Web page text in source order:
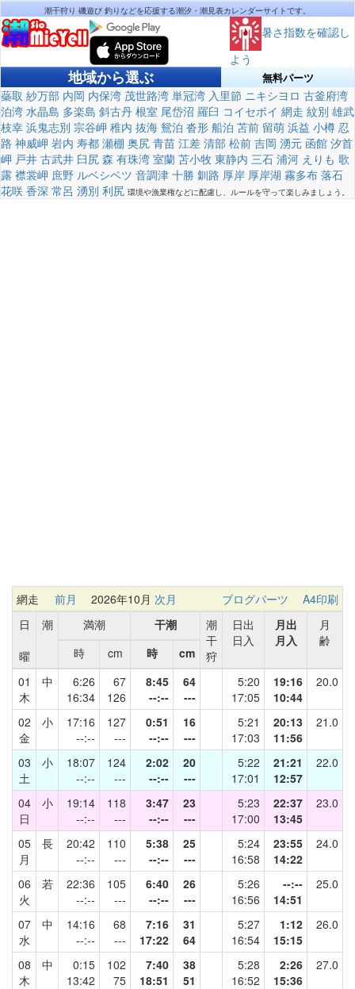
潮干狩り 磯遊び 釣りなどを応援する潮汐・潮見表カレンダーサイトです。
暑さ指数を確認し
よう
地域から選ぶ 無料パーツ
蘂取 紗万部 内岡 内保湾 茂世路湾 単冠湾 入里節 ニキシヨロ 古釜府湾
泊湾 水晶島 多楽島 斜古丹 根室 尾岱沼 羅臼 コイセボイ 網走 紋別 雄武
枝幸 浜鬼志別 宗谷岬 稚内 抜海 鴛泊 沓形 船泊 苫前 留萌 浜益 小樽 忍
路 神威岬 岩内 寿都 瀬棚 奥尻 青苗 江差 清部 松前 吉岡 湧元 函館 汐首
岬 戸井 古武井 臼尻 森 有珠湾 室蘭 苫小牧 東静内 三石 浦河 えりも 歌
露 襟裳岬 庶野 ルベシベツ 音調津 十勝 釧路 厚岸 厚岸湖 霧多布 落石
花咲 香深 常呂 湧別 利尻 環境や漁業権などに配慮し、ルールを守って楽しみましょう。
網走 前月 2026年10月 次月 ブログパーツ
A4印刷
日
曜
潮 満潮 干潮
潮
干
狩
日出
日入
月出
月入
月
齢
時
cm 時
cm
01
木
中
6:26
16:34
67
126
8:45
--:--
64
---
5:20
17:05
19:16
10:44
20.0
02
金
小
17:16
--:--
127
---
0:51
--:--
16
---
5:21
17:03
20:13
11:56
21.0
03
土
小
18:07
--:--
124
---
2:02
--:--
20
---
5:22
17:01
21:21
12:57
22.0
04
日
小
19:14
--:--
118
---
3:47
--:--
23
---
5:23
17:00
22:37
13:45
23.0
05
月
長
20:42
--:--
110
---
5:38
--:--
25
---
5:24
16:58
23:55
14:22
24.0
06
火
若
22:36
--:--
105
---
6:40
--:--
26
---
5:26
16:56
--:--
14:51
25.0
07
水
中
14:16
--:--
68
---
7:16
17:22
31
64
5:27
16:54
1:12
15:15
26.0
08
木
中
0:15
13:42
102
75
7:40
18:51
38
51
5:28
16:52
2:26
15:36
27.0